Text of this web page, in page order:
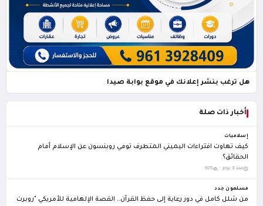
هل ترغب بنشر إعلانك في موقع بوابة صيدا
أخبار ذات صلة
إسلاميات
كيف تهاوت افتراءات اليميني المتطرف تومي روبنسون عن الإسلام أمام
الحقائق؟
منذ 3 يوم · 925
مسلمون جدد
من شلل كامل في دور رعاية إلى حفظ القرآن.. القصة الإلهامية للأمريكي "روبرت